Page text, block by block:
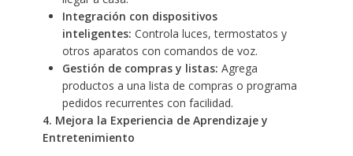
Integración con dispositivos
inteligentes: Controla luces, termostatos y
otros aparatos con comandos de voz.
Gestión de compras y listas: Agrega
productos a una lista de compras o programa
pedidos recurrentes con facilidad.
4. Mejora la Experiencia de Aprendizaje y
Entretenimiento